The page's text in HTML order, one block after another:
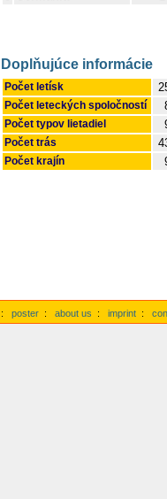
Doplňujúce informácie
Počet letísk
Počet leteckých spoločností
Počet typov lietadiel
Počet trás
Počet krajín
: poster : about us : imprint :